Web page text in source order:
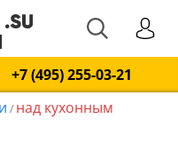
+7 (495) 255-03-21
/ над кухонным